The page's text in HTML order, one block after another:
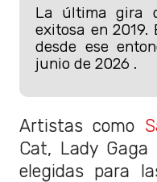
La última gira
exitosa en
desde ese
junio de 2026 .
Artistas como
Cat, Lady
elegidas para